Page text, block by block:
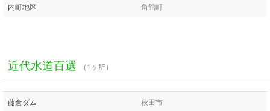
内町地区 角館町
近代水道百選 （1ヶ所）
藤倉ダム 秋田市